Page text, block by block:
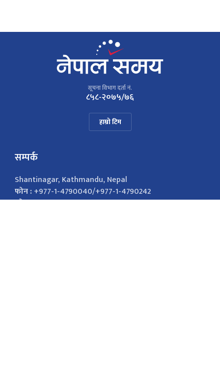
सूचना विभाग दर्ता नं.
८५८-२०७५/७६
हाम्रो टिम
सम्पर्क
Shantinagar, Kathmandu, Nepal
फोन :+977-1-4790040/+977-1-4790242
इमेल :nepalsamayanews@gmail.com